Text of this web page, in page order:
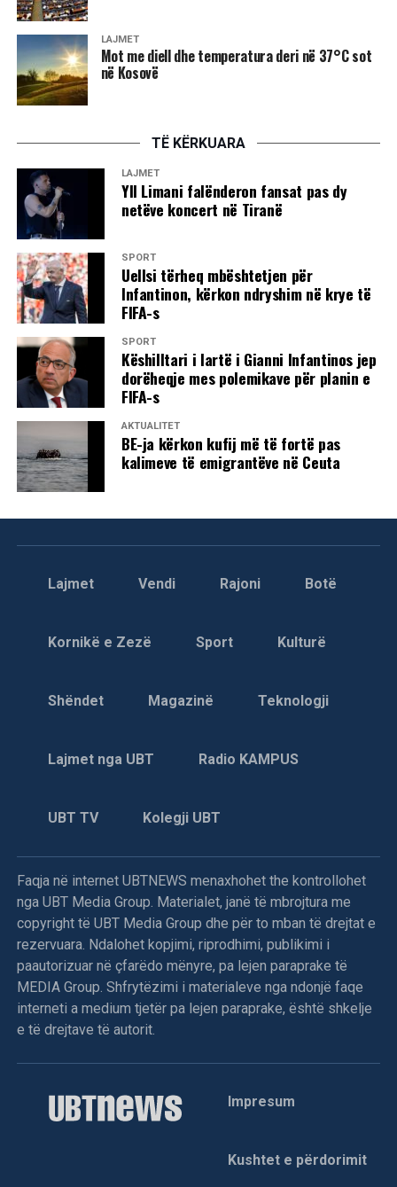
LAJMET
Mot me diell dhe temperatura deri në 37°C sot
në Kosovë
TË KËRKUARA
LAJMET
Yll Limani falënderon fansat pas dy
netëve koncert në Tiranë
SPORT
Uellsi tërheq mbështetjen për
Infantinon, kërkon ndryshim në krye të
FIFA-s
SPORT
Këshilltari i lartë i Gianni Infantinos jep
dorëheqje mes polemikave për planin e
FIFA-s
AKTUALITET
BE-ja kërkon kufij më të fortë pas
kalimeve të emigrantëve në Ceuta
Lajmet Vendi Rajoni Botë
Kornikë e Zezë Sport Kulturë
Shëndet Magazinë Teknologji
Lajmet nga UBT Radio KAMPUS
UBT TV Kolegji UBT
Faqja në internet UBTNEWS menaxhohet the kontrollohet
nga UBT Media Group. Materialet, janë të mbrojtura me
copyright të UBT Media Group dhe për to mban të drejtat e
rezervuara. Ndalohet kopjimi, riprodhimi, publikimi i
paautorizuar në çfarëdo mënyre, pa lejen paraprake të
MEDIA Group. Shfrytëzimi i materialeve nga ndonjë faqe
interneti a medium tjetër pa lejen paraprake, është shkelje
e të drejtave të autorit.
Impresum
Kushtet e përdorimit